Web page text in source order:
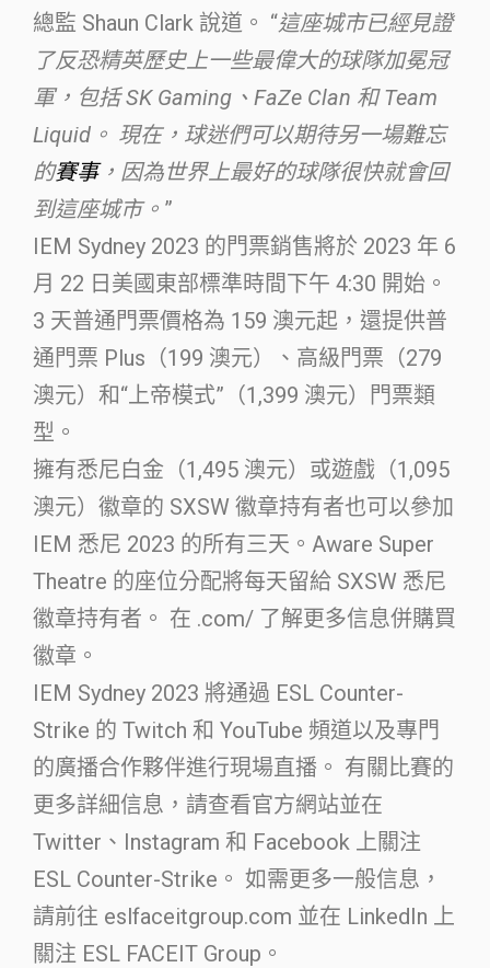
總監 Shaun Clark 說道。 “這座城市已經見證
了反恐精英歷史上一些最偉大的球隊加冕冠
軍，包括 SK Gaming、FaZe Clan 和 Team
Liquid。 現在，球迷們可以期待另一場難忘
的賽事，因為世界上最好的球隊很快就會回
到這座城市。 ”
IEM Sydney 2023 的門票銷售將於 2023 年 6
月 22 日美國東部標準時間下午 4:30 開始。
3 天普通門票價格為 159 澳元起，還提供普
通門票 Plus（199 澳元）、高級門票（279
澳元）和“上帝模式”（1,399 澳元）門票類
型。
擁有悉尼白金（1,495 澳元）或遊戲（1,095
澳元）徽章的 SXSW 徽章持有者也可以參加
IEM 悉尼 2023 的所有三天。Aware Super
Theatre 的座位分配將每天留給 SXSW 悉尼
徽章持有者。 在 .com/ 了解更多信息併購買
徽章。
IEM Sydney 2023 將通過 ESL Counter-
Strike 的 Twitch 和 YouTube 頻道以及專門
的廣播合作夥伴進行現場直播。 有關比賽的
更多詳細信息，請查看官方網站並在
Twitter、Instagram 和 Facebook 上關注
ESL Counter-Strike。 如需更多一般信息，
請前往 eslfaceitgroup.com 並在 LinkedIn 上
關注 ESL FACEIT Group。